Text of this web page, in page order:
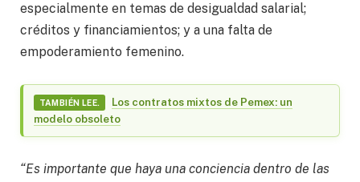
especialmente en temas de desigualdad salarial;
créditos y financiamientos; y a una falta de
empoderamiento femenino.
TAMBIÉN LEE.
Los contratos mixtos de Pemex: un
modelo obsoleto
“Es importante que haya una conciencia dentro de las